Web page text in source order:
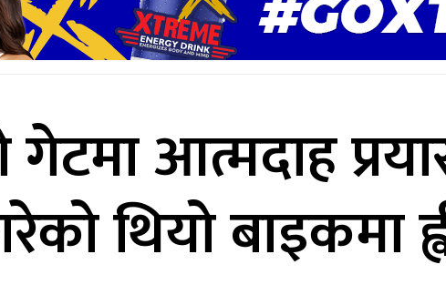
गेटमा आत्मदाह
थियो बाइकमा